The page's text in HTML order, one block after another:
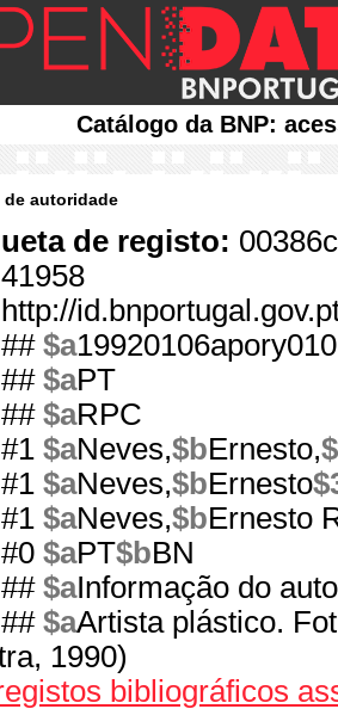
Catálogo da BNP:
de autoridade
de registo:
41958
http://
## $a
## $aPT
## $aRPC
#1 $aNeves,$bErnesto,
#1 $aNeves,$bErnesto
#1 $aNeves,$bErnesto
#0 $aPT$bBN
## $aInformação do
## $aArtista plástico.
1990)
bibliográficos